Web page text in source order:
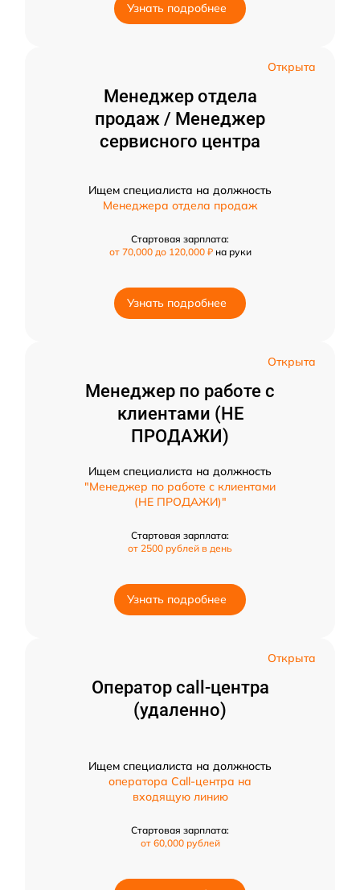
Узнать подробнее
Открыта
Менеджер отдела
продаж / Менеджер
сервисного центра
Ищем специалиста на должность
Менеджера отдела продаж
Стартовая зарплата:
от 70,000 до 120,000 ₽ на руки
Узнать подробнее
Открыта
Менеджер по работе с
клиентами (НЕ
ПРОДАЖИ)
Ищем специалиста на должность
"Менеджер по работе с клиентами
(НЕ ПРОДАЖИ)"
Стартовая зарплата:
от 2500 рублей в день
Узнать подробнее
Открыта
Оператор call-центра
(удаленно)
Ищем специалиста на должность
оператора Call-центра на
входящую линию
Стартовая зарплата:
от 60,000 рублей